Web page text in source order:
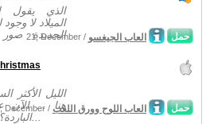
الذي يقول
الجديدة صور
حمل 21, December / العاب الجيغسو
الليل الأكثر
هنا ... الآن
الباردة؟ لا أريد أن أترك...
حمل December / العاب اللوح وورق اللعب